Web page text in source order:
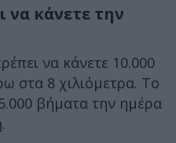
κάνετε την
να κάνετε 10.000
στα 8 χιλιόμετρα. Το
βήματα την ημέρα